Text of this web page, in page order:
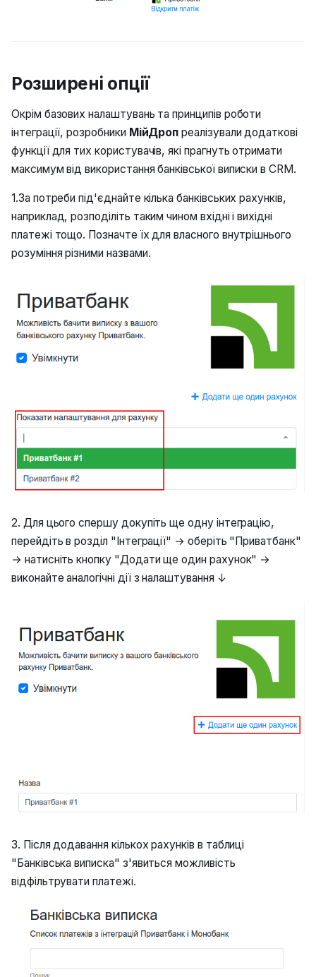
Розширені опції
Окрім базових налаштувань та принципів роботи
інтеграції, розробники МійДроп реалізували додаткові
функції для тих користувачів, які прагнуть отримати
максимум від використання банківської виписки в CRM.
1.За потреби під'єднайте кілька банківських рахунків,
наприклад, розподіліть таким чином вхідні і вихідні
платежі тощо. Позначте їх для власного внутрішнього
розуміння різними назвами.
2. Для цього спершу докупіть ще одну інтеграцію,
перейдіть в розділ "Інтеграції" → оберіть "Приватбанк"
→ натисніть кнопку "Додати ще один рахунок" →
виконайте аналогічні дії з налаштування ↓
3. Після додавання кількох рахунків в таблиці
"Банківська виписка" з'явиться можливість
відфільтрувати платежі.